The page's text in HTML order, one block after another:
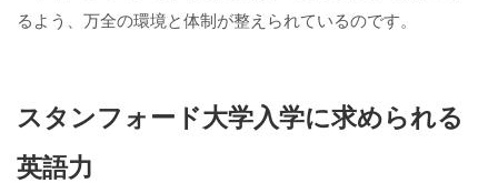
るよう、万全の環境と体制が整えられているのです。
スタンフォード大学入学に求められる
英語力